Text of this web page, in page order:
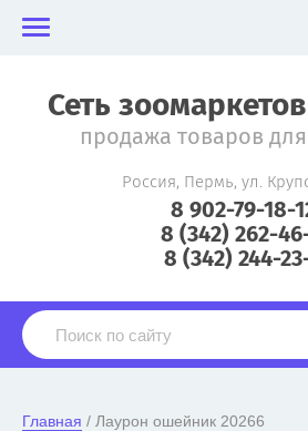
Сеть
продажа товаров
Россия, Пермь, ул.
8 902-79-18-
8 (342) 262-
8 (342) 244-
Главная / Лаурон ошейник 20266